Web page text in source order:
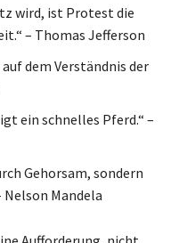
wird, ist Protest die
– Thomas Jefferson
dem Verständnis der
ein schnelles Pferd.“ –
Gehorsam, sondern
Nelson Mandela